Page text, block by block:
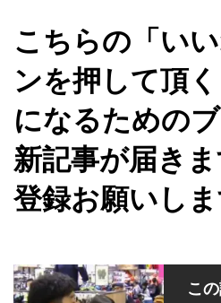
こちらの「い
ンを押して頂
になるための
新記事が届きま
登録お願いしま
こ